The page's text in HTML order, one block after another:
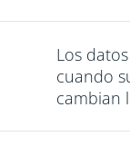
Los
cuando
cambian